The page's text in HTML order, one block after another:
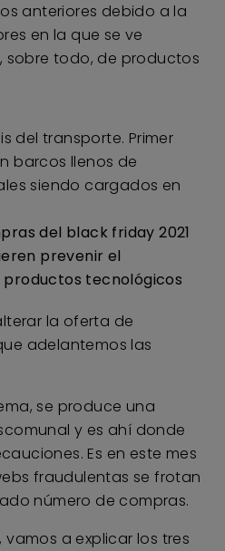
anteriores debido a la
en la que se ve
sobre todo, de productos
del black friday 2021
prevenir el
tecnológicos
la oferta de
adelantemos las
se produce una
y es ahí donde
Es en este mes
fraudulentas se frotan
número de compras.
a explicar los tres